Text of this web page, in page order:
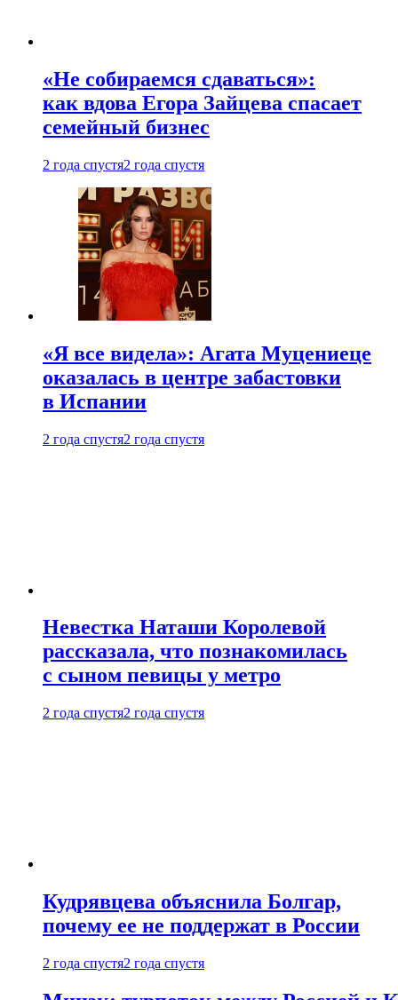
«Не собираемся сдаваться»:
как вдова Егора Зайцева спасает
семейный бизнес
2 года спустя2 года спустя
«Я все видела»: Агата Муцениеце
оказалась в центре забастовки
в Испании
2 года спустя2 года спустя
Невестка Наташи Королевой
рассказала, что познакомилась
с сыном певицы у метро
2 года спустя2 года спустя
Кудрявцева объяснила Болгар,
почему ее не поддержат в России
2 года спустя2 года спустя